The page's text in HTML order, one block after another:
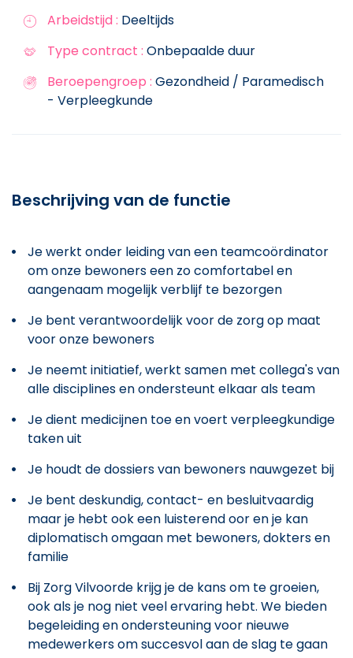
Arbeidstijd : Deeltijds
Type contract : Onbepaalde duur
Beroepengroep : Gezondheid / Paramedisch
- Verpleegkunde
Beschrijving van de functie
Je werkt onder leiding van een teamcoördinator
om onze bewoners een zo comfortabel en
aangenaam mogelijk verblijf te bezorgen
Je bent verantwoordelijk voor de zorg op maat
voor onze bewoners
Je neemt initiatief, werkt samen met collega's van
alle disciplines en ondersteunt elkaar als team
Je dient medicijnen toe en voert verpleegkundige
taken uit
Je houdt de dossiers van bewoners nauwgezet bij
Je bent deskundig, contact- en besluitvaardig
maar je hebt ook een luisterend oor en je kan
diplomatisch omgaan met bewoners, dokters en
familie
Bij Zorg Vilvoorde krijg je de kans om te groeien,
ook als je nog niet veel ervaring hebt. We bieden
begeleiding en ondersteuning voor nieuwe
medewerkers om succesvol aan de slag te gaan